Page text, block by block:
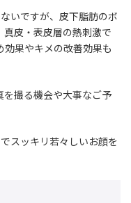
いですが、皮下脂肪のボ
真皮・表皮層の熱刺激で
果やキメの改善効果も
を撮る機会や大事なご予
スッキリ若々しいお顔を